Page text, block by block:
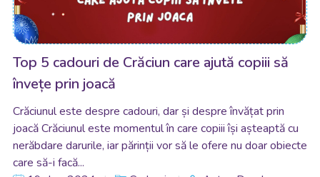
Top 5 cadouri de Crăciun care ajută copiii să
învețe prin joacă
Crăciunul este despre cadouri, dar și despre învățat prin
joacă Crăciunul este momentul în care copiii își așteaptă cu
nerăbdare darurile, iar părinții vor să le ofere nu doar obiecte
care să-i facă...